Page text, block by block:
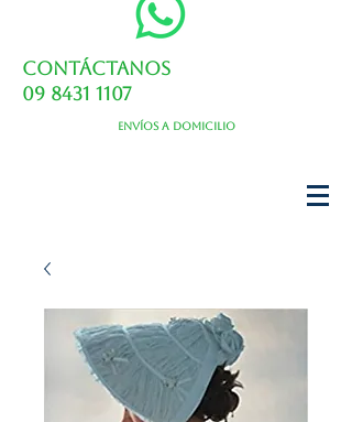
Contáctanos
09 8431 1107
Envíos a domicilio